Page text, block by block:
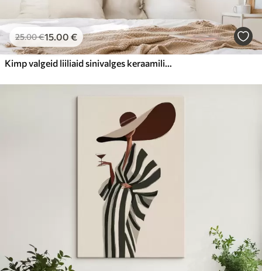
25.00€15.00 €
Kimp valgeid liiliaid sinivalges keraamilises vaasis sinisel taustal õlimaal natüürmort